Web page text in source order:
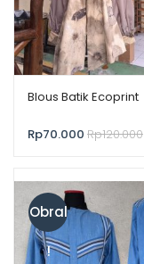
Blous Batik Ecoprint
Rp70.000 Rp120.000
Obral
!